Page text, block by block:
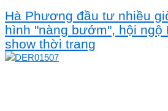
Hà Phương đầu tư nhiều
hình "nàng bướm", hội ngộ
show thời trang